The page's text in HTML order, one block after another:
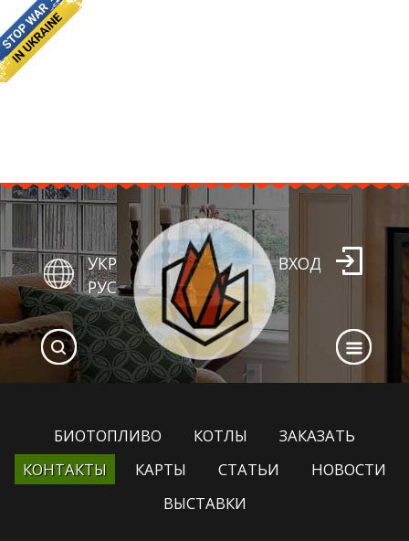
УКР
РУС
ВХОД
БИОТОПЛИВО КОТЛЫ
ЗАКАЗАТЬ
КОНТАКТЫ
КАРТЫ СТАТЬИ
НОВОСТИ
ВЫСТАВКИ